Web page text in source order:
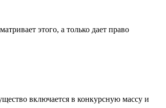
этого, а только дает право
включается в конкурсную массу и